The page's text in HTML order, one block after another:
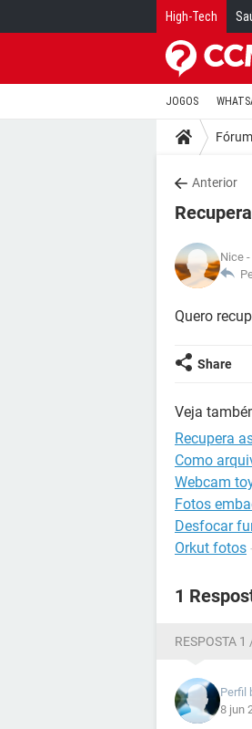
High-Tech
JOGOS
Fórum
Anterior
Nice
Quero
Share
Veja
Recupera
Como
Webcam
Fotos
Desfocar
Orkut fotos
1
RESPOSTA 1
Perfil
8 jun